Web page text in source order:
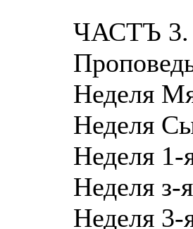
ЧАСТЪ 3.
Неделя
Неделя
Неделя 1-
Неделя з-
Неделя 3-